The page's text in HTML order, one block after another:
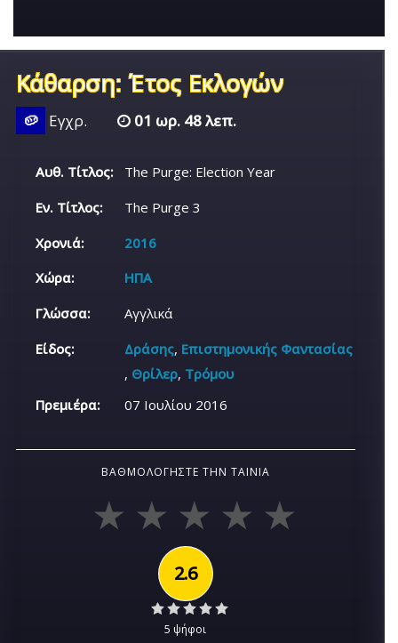
Κάθαρση: Έτος Εκλογών
🥔 Εγχρ. 01 ωρ. 48 λεπ.
Αυθ. Τίτλος:
The Purge: Election Year
Εν. Τίτλος:
The Purge 3
Χρονιά:
2016
Χώρα:
ΗΠΑ
Γλώσσα:
Αγγλικά
Είδος:
Δράσης, Επιστημονικής Φαντασίας
, Θρίλερ, Τρόμου
Πρεμιέρα:
07 Ιουλίου 2016
ΒΑΘΜΟΛΟΓΉΣΤΕ ΤΗΝ ΤΑΙΝΊΑ
2.6
5 ψήφοι